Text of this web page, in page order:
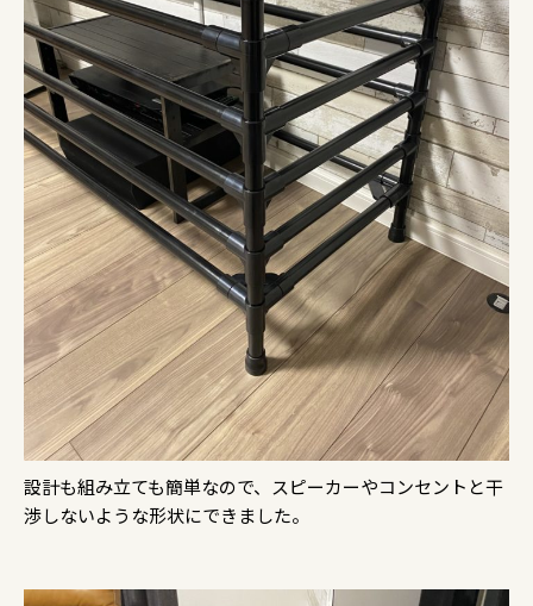
設計も組み立ても簡単なので、スピーカーやコンセントと干
渉しないような形状にできました。